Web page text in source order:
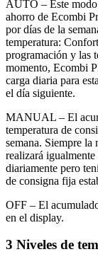
AUTO – Este
ahorro de Ecombi
por días de la
temperatura:
programación y las
momento, Ecombi
carga diaria para
el día siguiente.
MANUAL – El
temperatura de
semana. Siempre la
realizará
diariamente pero
de consigna fija
OFF – El
en el display.
3 Niveles de